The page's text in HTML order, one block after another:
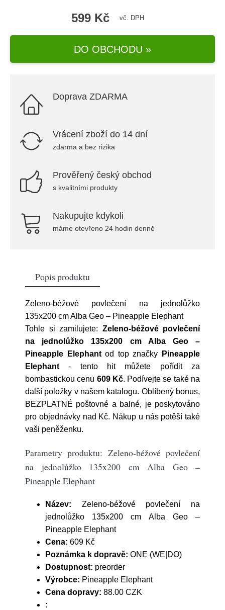
599 Kč vč. DPH
DO OBCHODU »
Doprava ZDARMA
Vrácení zboží do 14 dní
zdarma a bez rizika
Prověřený český obchod
s kvalitními produkty
Nakupujte kdykoli
máme otevřeno 24 hodin denně
Popis produktu
Zeleno-béžové povlečení na jednolůžko
135x200 cm Alba Geo – Pineapple Elephant
Tohle si zamilujete: Zeleno-béžové povlečení
na jednolůžko 135x200 cm Alba Geo –
Pineapple Elephantod top značky
Pineapple
Elephant - tento hit můžete pořídit za
bombastickou cenu 609 Kč. Podívejte se také na
další položky v našem katalogu. Oblíbený bonus,
BEZPLATNÉ poštovné a balné, je poskytováno
pro objednávky nad Kč. Nákup u nás potěší také
vaši peněženku.
Parametry produktu: Zeleno-béžové povlečení
na jednolůžko 135x200 cm Alba Geo –
Pineapple Elephant
Název: Zeleno-béžové povlečení na
jednolůžko 135x200 cm Alba Geo –
Pineapple Elephant
Cena: 609 Kč
Poznámka k dopravě: ONE (WE|DO)
Dostupnost: preorder
Výrobce: Pineapple Elephant
Cena dopravy: 88.00 CZK
: